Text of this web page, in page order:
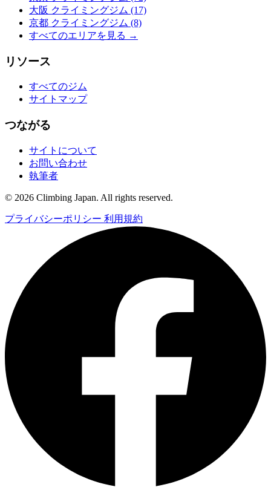
大阪 クライミングジム (17)
京都 クライミングジム (8)
すべてのエリアを見る →
リソース
すべてのジム
サイトマップ
つながる
サイトについて
お問い合わせ
執筆者
© 2026 Climbing Japan. All rights reserved.
プライバシーポリシー 利用規約